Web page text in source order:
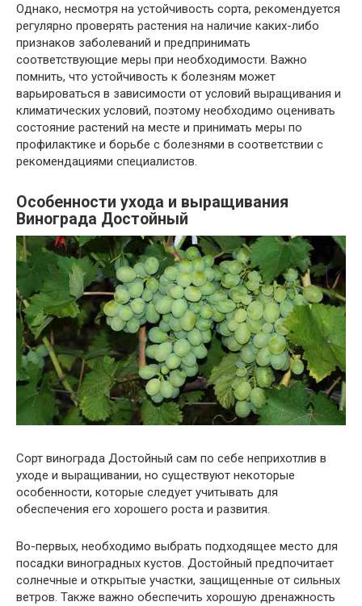
Однако, несмотря на устойчивость сорта, рекомендуется
регулярно проверять растения на наличие каких-либо
признаков заболеваний и предпринимать
соответствующие меры при необходимости. Важно
помнить, что устойчивость к болезням может
варьироваться в зависимости от условий выращивания и
климатических условий, поэтому необходимо оценивать
состояние растений на месте и принимать меры по
профилактике и борьбе с болезнями в соответствии с
рекомендациями специалистов.
Особенности ухода и выращивания
Винограда Достойный
Сорт винограда Достойный сам по себе неприхотлив в
уходе и выращивании, но существуют некоторые
особенности, которые следует учитывать для
обеспечения его хорошего роста и развития.
Во-первых, необходимо выбрать подходящее место для
посадки виноградных кустов. Достойный предпочитает
солнечные и открытые участки, защищенные от сильных
ветров. Также важно обеспечить хорошую дренажность